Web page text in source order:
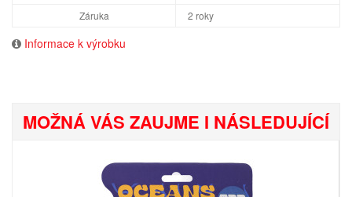
Záruka
2 roky
Informace k výrobku
MOŽNÁ VÁS ZAUJME I NÁSLEDUJÍCÍ